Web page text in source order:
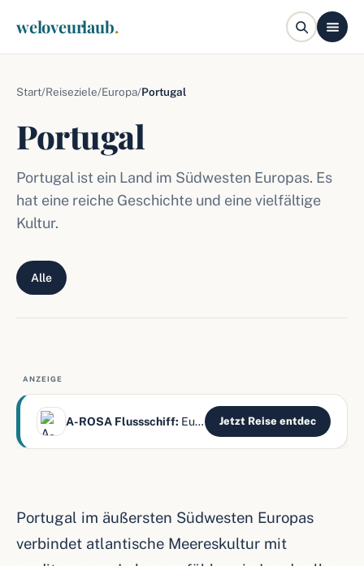
weloveurlaub.
Start/Reiseziele/Europa/Portugal
Portugal
Portugal ist ein Land im Südwesten Europas. Es
hat eine reiche Geschichte und eine vielfältige
Kultur.
Alle
ANZEIGE
A-ROSA Flussschiff: Europas Flüsse – alles inklusive Jetzt Reise entdec
Portugal im äußersten Südwesten Europas
verbindet atlantische Meereskultur mit